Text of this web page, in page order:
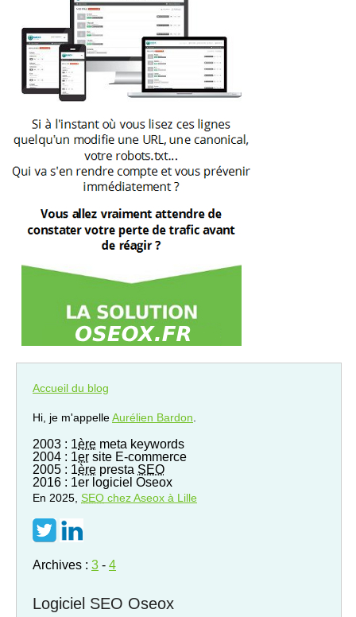
Accueil du blog
Hi, je m'appelleAurélien Bardon
2003 : 1ère meta keywords
2004 : 1er site E-commerce
2005 : 1ère presta SEO
2016 : 1er logiciel Oseox
En 2025, SEO chez Aseox à Lille
Archives : 3 - 4
Logiciel SEO Oseox